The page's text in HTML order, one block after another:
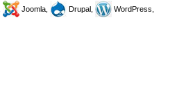
Joomla, Drupal,
WordPress,